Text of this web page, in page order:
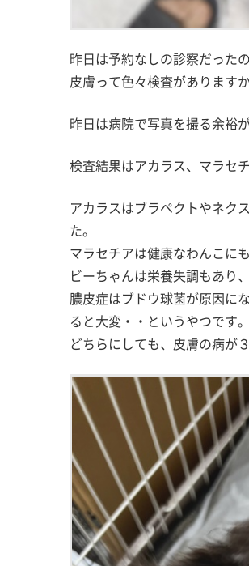
昨日は予約なしの診察だった
皮膚って色々検査がありますか
昨日は病院で写真を撮る余裕
検査結果はアカラス、マラセ
アカラスはブラペクトやネク
た。
マラセチアは健康なわんこに
ビーちゃんは栄養失調もあり
膿皮症はブドウ球菌が原因に
ると大変・・というやつです。
どちらにしても、皮膚の病が